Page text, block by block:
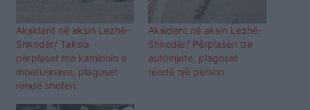
Aksident në aksin Lezhë–
Shkodër/ Taksia
përplaset me kamionin e
mbeturinave, plagoset
rëndë shoferi
Aksident në aksin Lezhë-
Shkodër/ Përplasen tre
automjete, plagoset
rëndë një person